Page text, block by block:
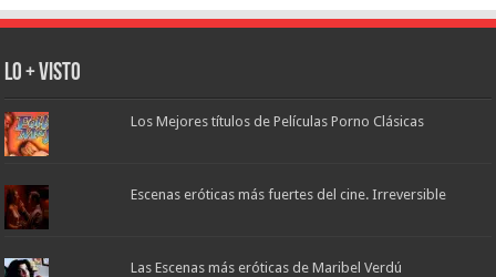
Lo + Visto
Los Mejores títulos de Películas Porno Clásicas
Escenas eróticas más fuertes del cine. Irreversible
Las Escenas más eróticas de Maribel Verdú